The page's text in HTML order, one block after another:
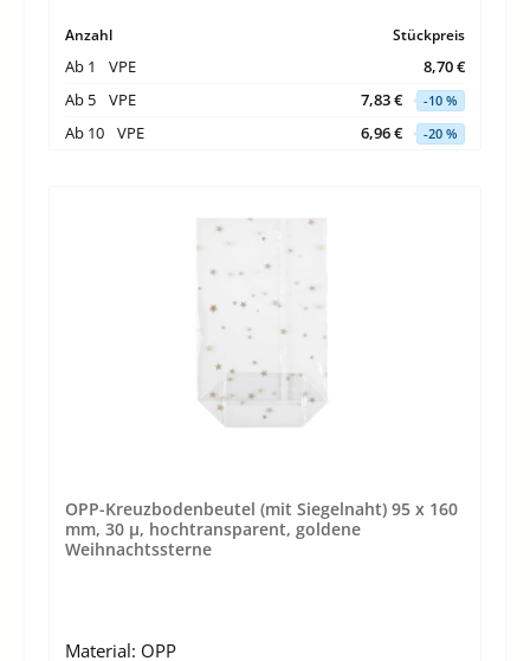
Anzahl Stückpreis
Ab 1 VPE
8,70 €
Ab 5 VPE 7,83 € -10 %
Ab 10 VPE 6,96 € -20 %
OPP-Kreuzbodenbeutel (mit Siegelnaht) 95 x 160
mm, 30 µ, hochtransparent, goldene
Weihnachtssterne
Material: OPP